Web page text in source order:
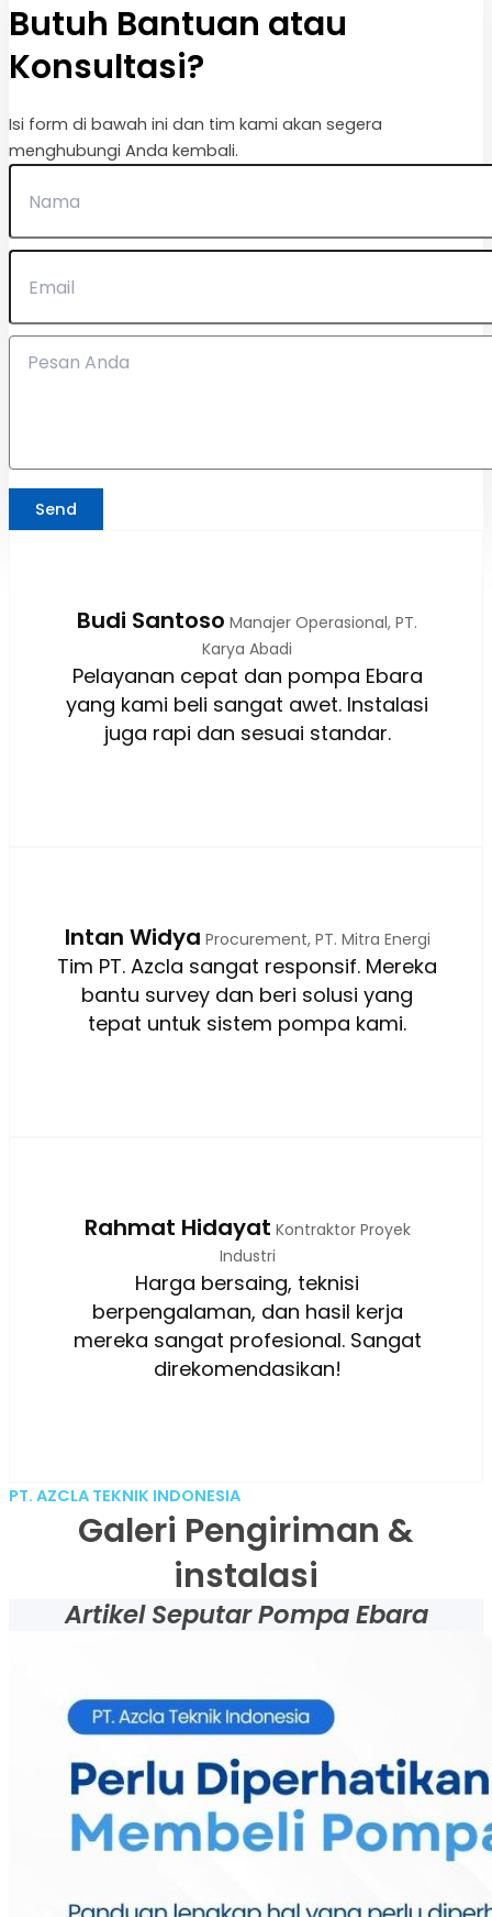
Butuh Bantuan atau
Konsultasi?
Isi form di bawah ini dan tim kami akan segera
menghubungi Anda kembali.
Send
Budi Santoso Manajer Operasional, PT.
Karya Abadi
Pelayanan cepat dan pompa Ebara
yang kami beli sangat awet. Instalasi
juga rapi dan sesuai standar.
Intan Widya Procurement, PT. Mitra Energi
Tim PT. Azcla sangat responsif. Mereka
bantu survey dan beri solusi yang
tepat untuk sistem pompa kami.
Rahmat Hidayat Kontraktor Proyek
Industri
Harga bersaing, teknisi
berpengalaman, dan hasil kerja
mereka sangat profesional. Sangat
direkomendasikan!
PT. AZCLA TEKNIK INDONESIA
Galeri Pengiriman &
instalasi
Artikel Seputar Pompa Ebara